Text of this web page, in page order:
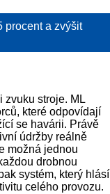
procent a zvýšit
zvuku stroje. ML
které odpovídají
se havárii. Právě
údržby reálně
možná jednou
drobnou
systém, který hlásí
celého provozu.